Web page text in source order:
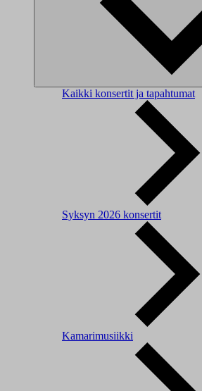
Kaikki konsertit ja tapahtumat
Syksyn 2026 konsertit
Kamarimusiikki